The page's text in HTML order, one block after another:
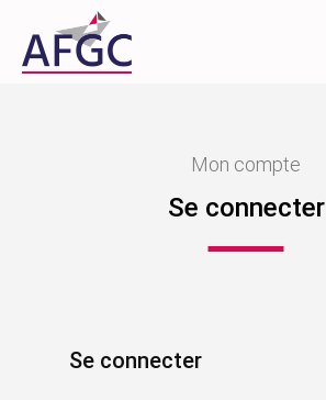
Mon compte
Se connecter
Se connecter